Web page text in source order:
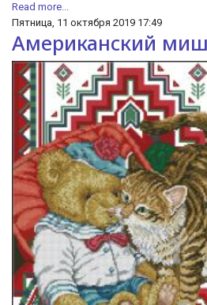
Read more...
Пятница, 11 октября 2019 17:49
Американский